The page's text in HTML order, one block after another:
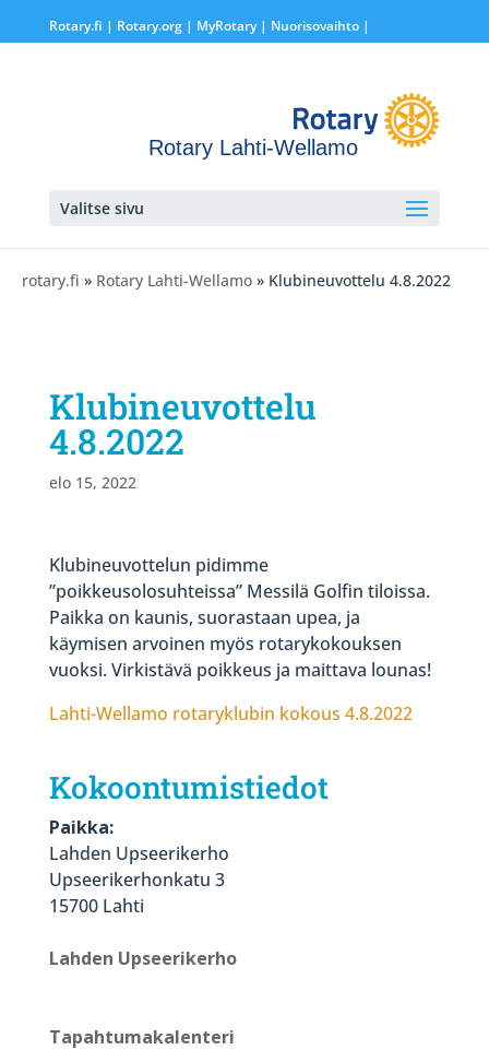
Rotary.fi | Rotary.org| MyRotary | Nuorisovaihto|
Rotary Lahti-Wellamo
Valitse sivu
rotary.fi » Rotary Lahti-Wellamo » Klubineuvottelu 4.8.2022
Klubineuvottelu
4.8.2022
elo 15, 2022
Klubineuvottelun pidimme
”poikkeusolosuhteissa” Messilä Golfin tiloissa.
Paikka on kaunis, suorastaan upea, ja
käymisen arvoinen myös rotarykokouksen
vuoksi. Virkistävä poikkeus ja maittava lounas!
Lahti-Wellamo rotaryklubin kokous 4.8.2022
Kokoontumistiedot
Paikka:
Lahden Upseerikerho
Upseerikerhonkatu 3
15700 Lahti
Lahden Upseerikerho
Tapahtumakalenteri